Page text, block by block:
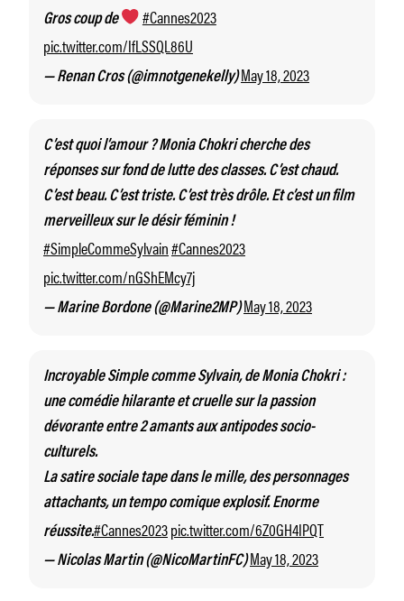
Gros coup de
#Cannes2023
pic.twitter.com/IfLSSQL86U
— Renan Cros (@imnotgenekelly)May 18, 2023
C’est quoi l’amour ? Monia Chokri cherche des
réponses sur fond de lutte des classes. C’est chaud.
C’est beau. C’est triste. C’est très drôle. Et c’est un film
merveilleux sur le désir féminin !
#SimpleCommeSylvain#Cannes2023
pic.twitter.com/nGShEMcy7j
— Marine Bordone (@Marine2MP)May 18, 2023
Incroyable Simple comme Sylvain, de Monia Chokri :
une comédie hilarante et cruelle sur la passion
dévorante entre 2 amants aux antipodes socio-
culturels.
La satire sociale tape dans le mille, des personnages
attachants, un tempo comique explosif. Enorme
réussite.#Cannes2023pic.twitter.com/6Z0GH4IPQT
— Nicolas Martin (@NicoMartinFC)May 18, 2023